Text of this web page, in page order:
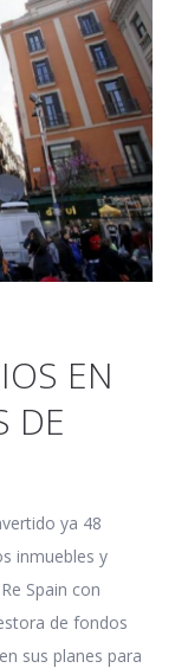
EN
DE
ya 48
inmuebles y
Spain con
de fondos
sus planes para